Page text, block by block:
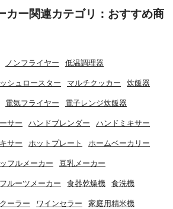
カー関連カテゴリ：おすすめ商
ノンフライヤー 低温調理器
シュロースター マルチクッカー 炊飯器
電気フライヤー 電子レンジ炊飯器
サー ハンドブレンダー ハンドミキサー
サー ホットプレート ホームベーカリー
フルメーカー 豆乳メーカー
ルーツメーカー 食器乾燥機 食洗機
ーラー ワインセラー 家庭用精米機